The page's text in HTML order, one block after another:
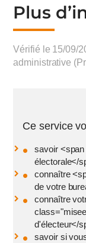
Plus
Vérifié le 15/09/
administrative
Ce service
savoir
électorale</
connaître
de votre
connaître
d'électeur</
savoir si